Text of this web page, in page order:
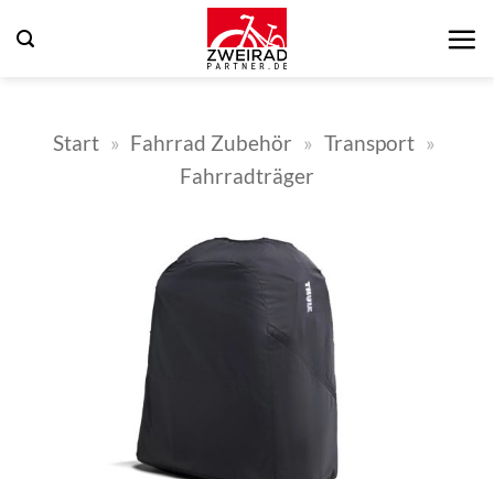
Inhalt
Start » Fahrrad Zubehör » Transport »
Fahrradträger